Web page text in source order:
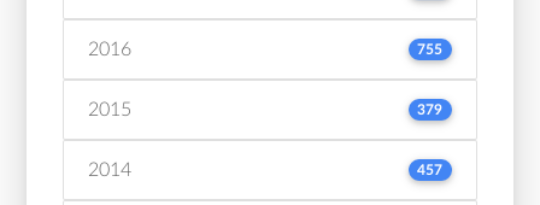
2016 755
2015 379
2014 457